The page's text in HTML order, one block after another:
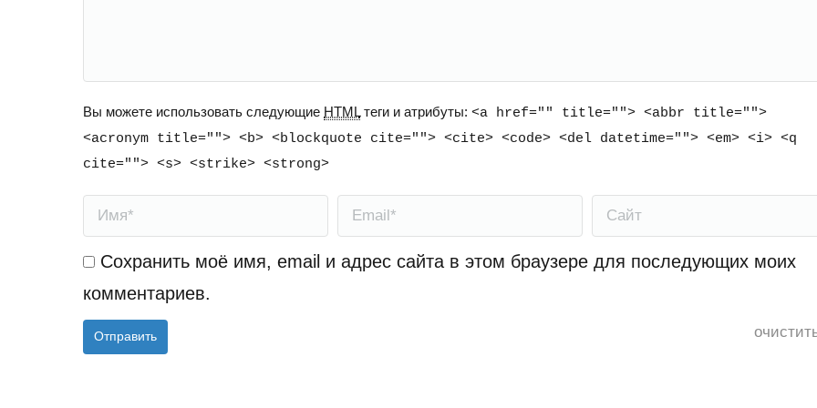
Вы можете использовать следующие HTMLтеги и атрибуты: <a href="" title=""> <abbr title="">
<acronym title=""> <b> <blockquote cite=""> <cite> <code> <del datetime=""> <em> <i> <q
cite=""> <s> <strike> <strong>
Имя * Email * Сайт
Сохранить моё имя, email и адрес сайта в этом браузере для последующих моих
комментариев.
Отправить